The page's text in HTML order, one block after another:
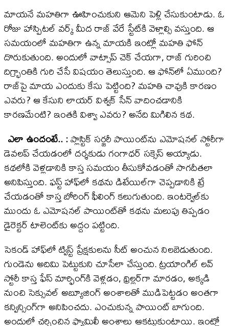
మాయనే మహతిగా ఊహించుకుని ఆమెని పెళ్లి చేసుకుంటాడు. ఓ
రోజు హాస్పిటల్‌ వర్క్ మీద రాజ్‌ వేరే స్టేట్‌కి వెళ్లాల్సి వస్తుంది. ఆ
సమయంలో మహతిగా ఉన్న మాయకి ఇంట్లో మహతి ఫోన్‌
దొరుకుతుంది. అందులో వాట్సాప్‌ చెక్‌ చేయగా, రాజ్‌ గురించి
దిగ్భ్రాంతికి గురి చేసే విషయం తెలుస్తుంది. ఆ ఫోన్‌లో ఏముంది?
రాజ్‌పై మాయ ఎందుకు కేసు పెట్టింది? మహతి చావుకి కారణం
ఎవరు? ఆ కేసుని లాయర్‌ విశ్వక్‌ సేన్‌ వాదించడానికి
కారణమేంటి? ఇంతకి విశ్వా ఎవరు? అనేది మిగిలిన కథ.
ఎలా ఉందంటే.. :ప్లాస్టిక్ సర్జరీ పాయింట్‌ను ఎమోషనల్ స్టోరీగా
డెవలప్ చేయడంలో దర్శకుడు గంగాధర్ సక్సెస్ అయ్యాడు.
కథలోకి వెళ్లడానికి కాస్త సమయం తీసుకోవడంతో సాగదీతలా
అనిపిస్తుంది. ఫస్ట్ హాఫ్​లో కథను డిటేయిల్‌గా చెప్పడానికి ట్రే
చేయడంతో కాస్త బోరింగ్ ఫీలింగ్ కలుగుతుంది. ఇంటర్వెల్‌కు
ముందు ఓ ఎమోషనల్ పాయింట్​తో కథను మలుపు తిప్పడం
డైరెక్టర్ టాలెంట్​కు అద్దం పట్టింది.
సెకండ్ హాఫ్​లో ట్విస్ట్ ప్రేక్షకులను సీట్ అంచున నిలబెడుతుంది.
గుండెను అదిమి పెట్టుకుని చూసేలా చేస్తుంది. ట్రయాంగిల్‌ లవ్‌
స్టోరీ కాస్త ఫేస్‌ మార్ఫింగ్‌కి వెళ్లడం, థ్రిల్లర్‌గా మారడం, అక్కడి
నుంచి సెక్సువల్‌ అబ్యూజింగ్‌ అంశాలతో ముడిపెట్టడం అంతగా
కన్విన్సింగ్‌గా అనిపించదు. ఎంచుకున్న పాయింట్‌ బాగుంది.
అందులో చర్చించిన ఫ్యామిలీ అంశాలు ఆకట్టుకుంటాయి. ఇంట్లో